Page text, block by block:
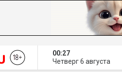
00:27
Четверг 6 августа